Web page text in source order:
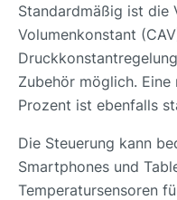
Standardmäßig ist die
Volumenkonstant
Zubehör möglich.
Prozent ist ebenfalls
Die Steuerung kann
Smartphones und
Temperatursensoren